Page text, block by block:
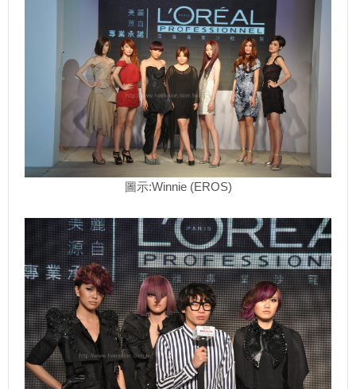
圖示:Winnie (EROS)